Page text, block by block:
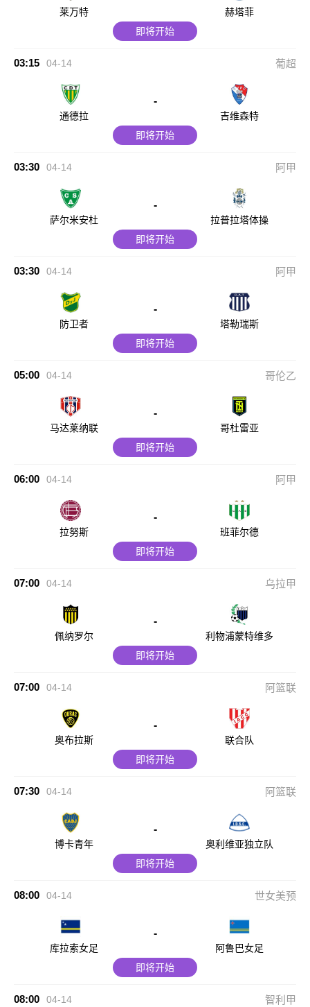
莱万特
赫塔菲
即将开始
03:15 04-14 葡超
通德拉
-
吉维森特
即将开始
03:30 04-14 阿甲
萨尔米安杜
-
拉普拉塔体操
即将开始
03:30 04-14 阿甲
防卫者
-
塔勒瑞斯
即将开始
05:00 04-14 哥伦乙
马达莱纳联
-
哥杜雷亚
即将开始
06:00 04-14 阿甲
拉努斯
-
班菲尔德
即将开始
07:00 04-14 乌拉甲
佩纳罗尔
-
利物浦蒙特维多
即将开始
07:00 04-14 阿篮联
奥布拉斯
-
联合队
即将开始
07:30 04-14 阿篮联
博卡青年
-
奥利维亚独立队
即将开始
08:00 04-14 世女美预
库拉索女足
-
阿鲁巴女足
即将开始
08:00 04-14 智利甲